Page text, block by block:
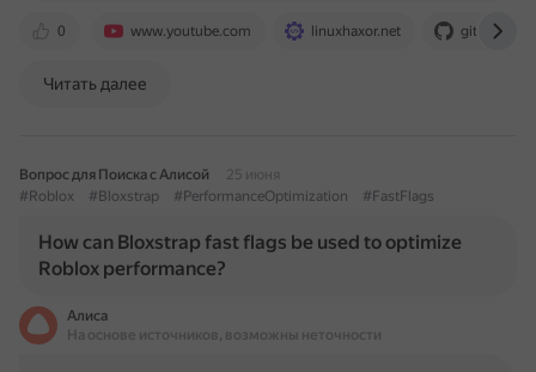
0 www.youtube.com linuxhaxor.net github.com
Читать далее
Вопрос для Поиска с Алисой
25 июня
#Roblox
#Bloxstrap #PerformanceOptimization #FastFlags
How can Bloxstrap fast flags be used to optimize
Roblox performance?
Алиса
На основе источников, возможны неточности